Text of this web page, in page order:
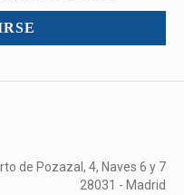
de Pozazal, 4, Naves 6 y 7
28031 - Madrid